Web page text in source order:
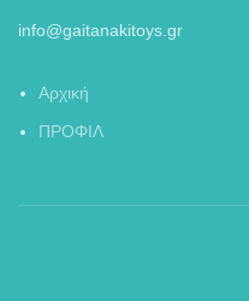
info@gaitanakitoys.gr
Αρχική
ΠΡΟΦΙΛ